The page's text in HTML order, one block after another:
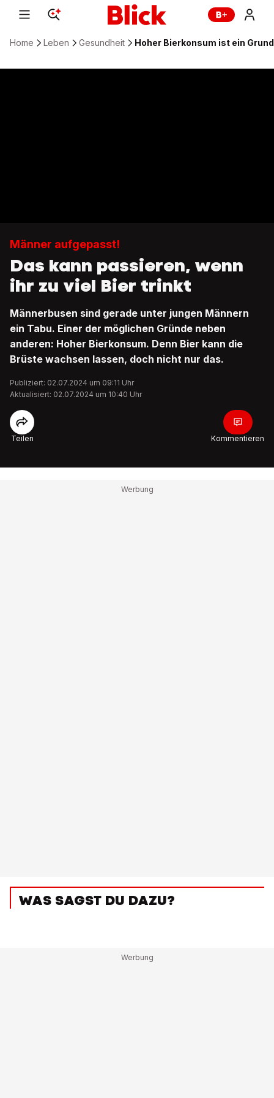
Home Leben Gesundheit Hoher Bierkonsum ist ein
Männer aufgepasst!
Das kann passieren, wenn
ihr zu viel Bier trinkt
Männerbusen sind gerade unter jungen Männern
ein Tabu. Einer der möglichen Gründe neben
anderen: Hoher Bierkonsum. Denn Bier kann die
Brüste wachsen lassen, doch nicht nur das.
Publiziert: 02.07.2024 um 09:11 Uhr
Aktualisiert: 02.07.2024 um 10:40 Uhr
Teilen Kommentieren
WAS SAGST DU DAZU?